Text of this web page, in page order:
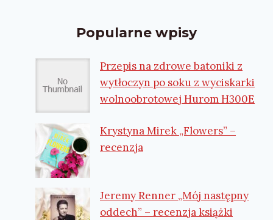
Popularne wpisy
Przepis na zdrowe batoniki z
wytłoczyn po soku z wyciskarki
wolnoobrotowej Hurom H300E
Krystyna Mirek „Flowers” –
recenzja
Jeremy Renner „Mój następny
oddech” – recenzja książki